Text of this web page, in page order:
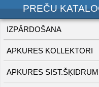
PREČU
IZPĀRDOŠANA
APKURES KOLLEKTORI
APKURES